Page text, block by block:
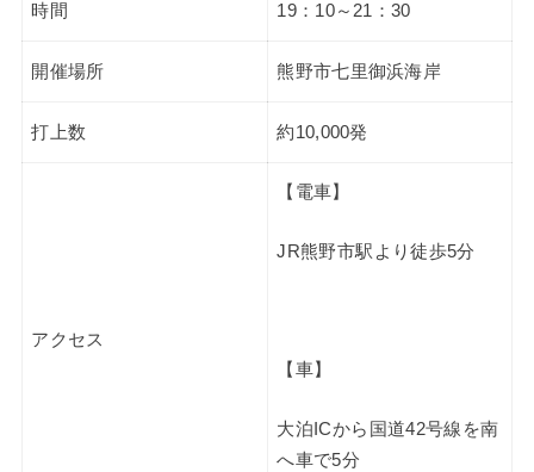
時間 19：10～21：30
開催場所 熊野市七里御浜海岸
打上数 約10,000発
アクセス
【電車】
JR熊野市駅より徒歩5分
【車】
大泊ICから国道42号線を南
へ車で5分